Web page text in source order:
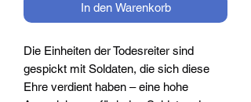
In den Warenkorb
Die Einheiten der Todesreiter sind
gespickt mit Soldaten, die sich diese
Ehre verdient haben – eine hohe